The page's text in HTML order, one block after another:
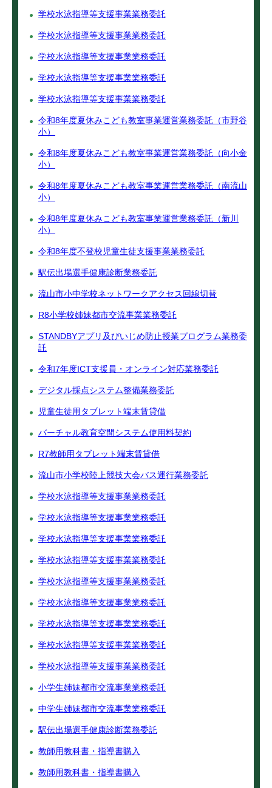
学校水泳指導等支援事業業務委託
学校水泳指導等支援事業業務委託
学校水泳指導等支援事業業務委託
学校水泳指導等支援事業業務委託
学校水泳指導等支援事業業務委託
令和8年度夏休みこども教室事業運営業務委託（市野谷
小）
令和8年度夏休みこども教室事業運営業務委託（向小金
小）
令和8年度夏休みこども教室事業運営業務委託（南流山
小）
令和8年度夏休みこども教室事業運営業務委託（新川
小）
令和8年度不登校児童生徒支援事業業務委託
駅伝出場選手健康診断業務委託
流山市小中学校ネットワークアクセス回線切替
R8小学校姉妹都市交流事業業務委託
STANDBYアプリ及びいじめ防止授業プログラム業務委
託
令和7年度ICT支援員・オンライン対応業務委託
デジタル採点システム整備業務委託
児童生徒用タブレット端末賃貸借
バーチャル教育空間システム使用料契約
R7教師用タブレット端末賃貸借
流山市小学校陸上競技大会バス運行業務委託
学校水泳指導等支援事業業務委託
学校水泳指導等支援事業業務委託
学校水泳指導等支援事業業務委託
学校水泳指導等支援事業業務委託
学校水泳指導等支援事業業務委託
学校水泳指導等支援事業業務委託
学校水泳指導等支援事業業務委託
学校水泳指導等支援事業業務委託
学校水泳指導等支援事業業務委託
小学生姉妹都市交流事業業務委託
中学生姉妹都市交流事業業務委託
駅伝出場選手健康診断業務委託
教師用教科書・指導書購入
教師用教科書・指導書購入